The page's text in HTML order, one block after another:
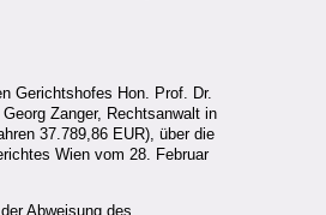
Gerichtshofes Hon. Prof. Dr.
Zanger, Rechtsanwalt in
37.789,86 EUR), über die
Wien vom 28. Februar
Abweisung des